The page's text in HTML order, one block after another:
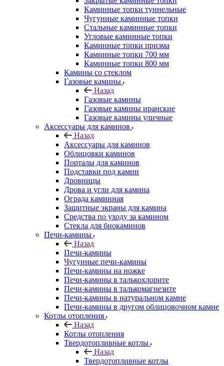
Каминные топки туннельные
Чугунные каминные топки
Стальные каминные топки
Угловые каминные топки
Каминные топки призма
Каминные топки 700 мм
Каминные топки 800 мм
Камины со стеклом
Газовые камины
Назад
Газовые камины
Газовые камины иранские
Газовые камины уличные
Аксессуары для каминов
Назад
Аксессуары для каминов
Облицовки каминов
Порталы для каминов
Подставки под камин
Дровницы
Дрова и угли для камина
Ограда каминная
Защитные экраны для камина
Средства по уходу за камином
Стекла для биокаминов
Печи-камины
Назад
Печи-камины
Чугунные печи-камины
Печи-камины на ножке
Печи-камины в талькохлорите
Печи-камины в талькомагнезите
Печи-камины в натуральном камне
Печи-камины в другом облицовочном камне
Котлы отопления
Назад
Котлы отопления
Твердотопливные котлы
Назад
Твердотопливные котлы